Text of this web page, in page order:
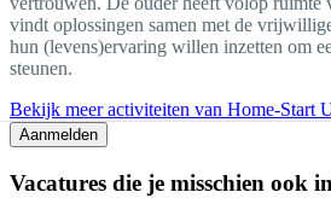
vindt oplossingen samen met de
hun (levens)ervaring willen inzetten om
steunen.
Bekijk meer activiteiten van Home-Start
Aanmelden
Vacatures die je misschien ook